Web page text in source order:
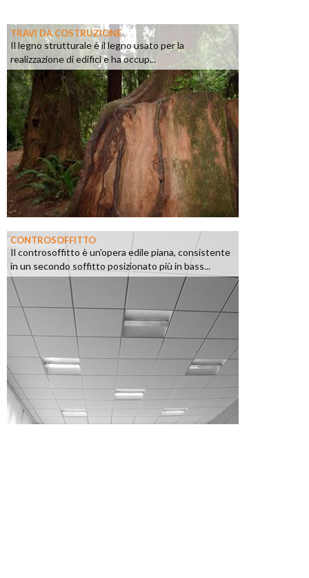
TRAVI DA COSTRUZIONE
Il legno strutturale è il legno usato per la
realizzazione di edifici e ha occup...
CONTROSOFFITTO
Il controsoffitto è un'opera edile piana, consistente
in un secondo soffitto posizionato più in bass...